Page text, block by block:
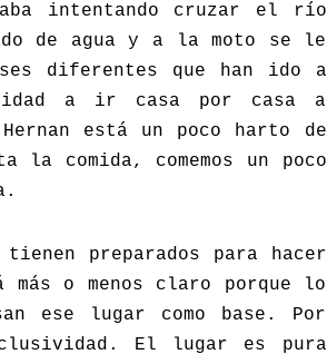
intentando cruzar el río
de agua y a la moto se le
diferentes que han ido a
a ir casa por casa a
está un poco harto de
comida, comemos un poco
tienen preparados para hacer
o menos claro porque lo
ese lugar como base. Por
El lugar es pura